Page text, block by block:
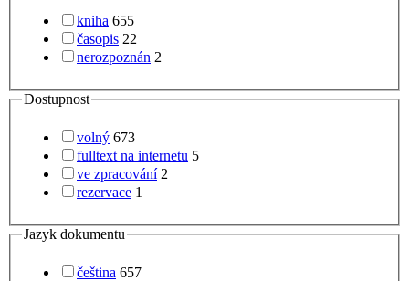
kniha 655
časopis 22
nerozpoznán 2
Dostupnost
volný 673
fulltext na internetu 5
ve zpracování 2
rezervace 1
Jazyk dokumentu
čeština 657